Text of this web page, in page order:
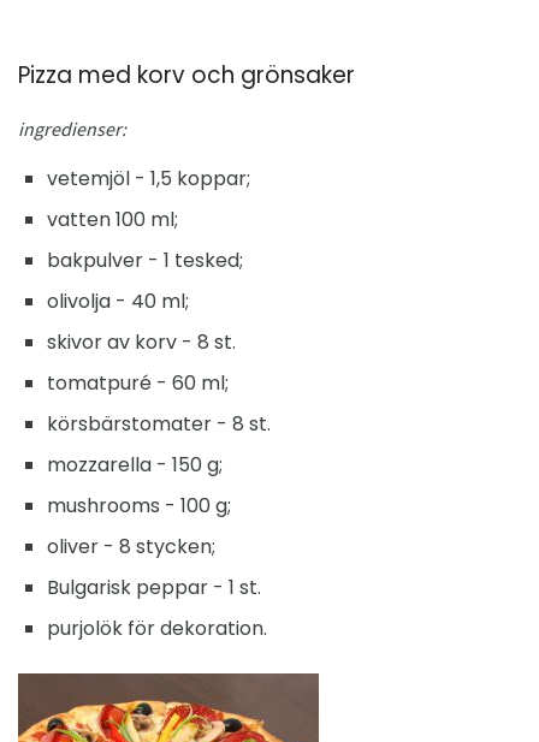
Pizza med korv och grönsaker
ingredienser:
vetemjöl - 1,5 koppar;
vatten 100 ml;
bakpulver - 1 tesked;
olivolja - 40 ml;
skivor av korv - 8 st.
tomatpuré - 60 ml;
körsbärstomater - 8 st.
mozzarella - 150 g;
mushrooms - 100 g;
oliver - 8 stycken;
Bulgarisk peppar - 1 st.
purjolök för dekoration.